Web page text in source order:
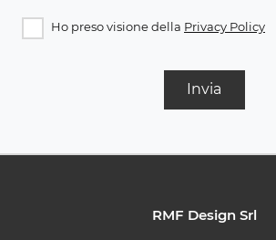
Ho preso visione della Privacy Policy
Invia
RMF Design Srl